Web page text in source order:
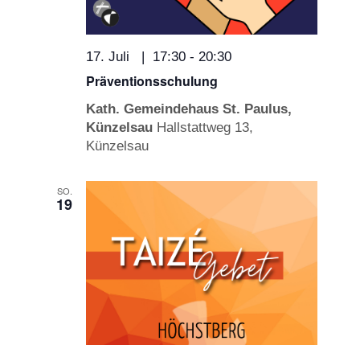
Präventionsschulung
17. Juli | 17:30 -20:30
Kath. Gemeindehaus St. Paulus,
Künzelsau Hallstattweg 13,
Künzelsau
SO.
19